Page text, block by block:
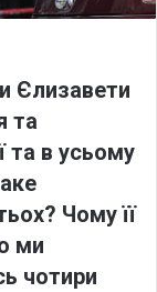
Єлизавети
та
та в усьому
Чому її
ми
чотири